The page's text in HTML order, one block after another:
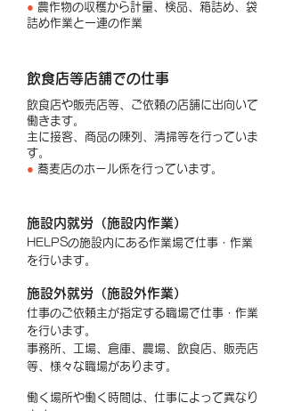
● 農作物の収穫から計量、検品、箱詰め、袋
詰め作業と一連の作業
​飲食店等店舗での仕事
飲食店や販売店等、ご依頼の店舗に出向いて
働きます。
主に接客、商品の陳列、清掃等を行っていま
す。
● 蕎麦店のホール係を行っています。
施設内就労（施設内作業）
HELPSの施設内にある作業場で仕事・作業
を行います。
施設外就労（施設外作業）
仕事のご依頼主が指定する職場で仕事・作業
を行います。
事務所、工場、倉庫、農場、飲食店、販売店
等、様々な職場があります。
働く場所や働く時間は、仕事によって異なり